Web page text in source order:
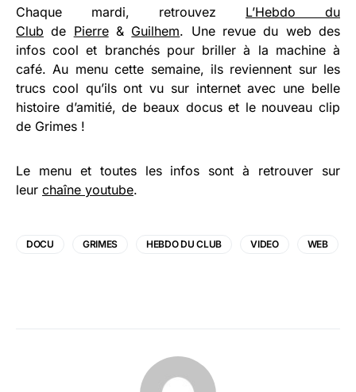
Chaque mardi, retrouvez L’Hebdo du
Club de Pierre& Guilhem. Une revue du web des
infos cool et branchés pour briller à la machine à
café. Au menu cette semaine, ils reviennent sur les
trucs cool qu’ils ont vu sur internet avec une belle
histoire d’amitié, de beaux docus et le nouveau clip
de Grimes !
Le menu et toutes les infos sont à retrouver sur
leur chaîne youtube.
DOCU GRIMES HEBDO DU CLUB VIDEO WEB